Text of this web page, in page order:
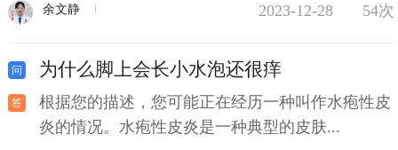
余文静 2023-12-28 54次
为什么脚上会长小水泡还很痒
根据您的描述，您可能正在经历一种叫作水疱性皮
炎的情况。水疱性皮炎是一种典型的皮肤...